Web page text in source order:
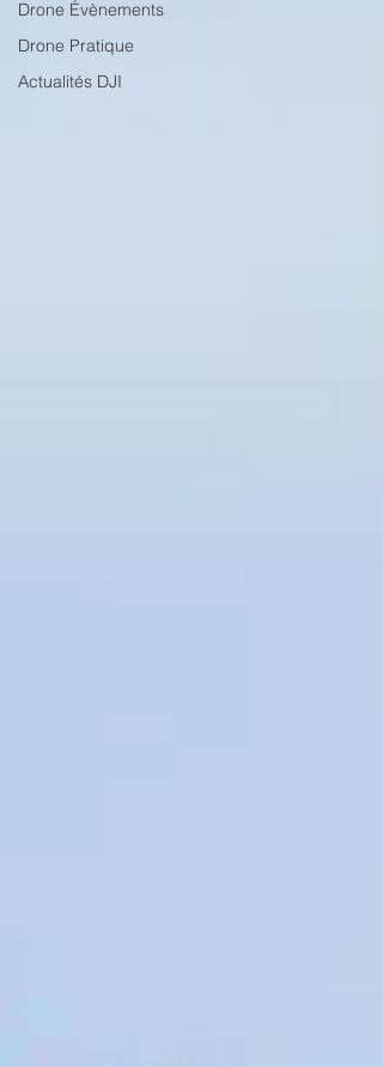
Drone Évènements
Drone Pratique
Actualités DJI